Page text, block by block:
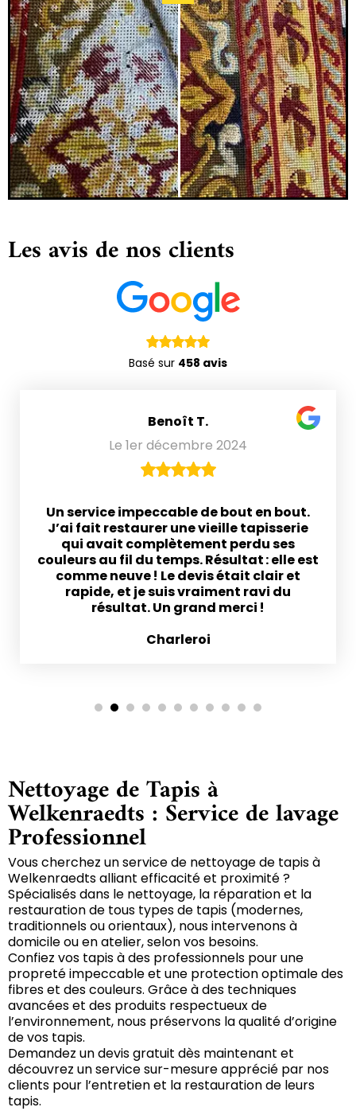
Les avis de nos clients
Basé sur 458 avis
Benoît T.
Le 1er décembre 2024
Un service impeccable de bout en bout.
J’ai fait restaurer une vieille tapisserie
qui avait complètement perdu ses
couleurs au fil du temps. Résultat : elle est
comme neuve ! Le devis était clair et
rapide, et je suis vraiment ravi du
résultat. Un grand merci !
Charleroi
1 2 3
Nettoyage de Tapis à
Welkenraedts : Service de lavage
Professionnel
Vous cherchez un service de nettoyage de tapis à
Welkenraedts alliant efficacité et proximité ?
Spécialisés dans le nettoyage, la réparation et la
restauration de tous types de tapis (modernes,
traditionnels ou orientaux), nous intervenons à
domicile ou en atelier, selon vos besoins.
Confiez vos tapis à des professionnels pour une
propreté impeccable et une protection optimale des
fibres et des couleurs. Grâce à des techniques
avancées et des produits respectueux de
l’environnement, nous préservons la qualité d’origine
de vos tapis.
Demandez un devis gratuit dès maintenant et
découvrez un service sur-mesure apprécié par nos
clients pour l’entretien et la restauration de leurs
tapis.